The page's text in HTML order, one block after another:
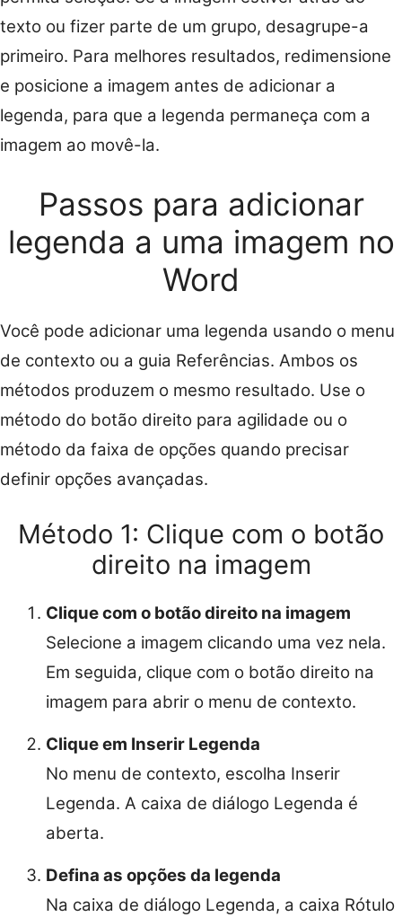
texto ou fizer parte de um grupo, desagrupe-a
primeiro. Para melhores resultados, redimensione
e posicione a imagem antes de adicionar a
legenda, para que a legenda permaneça com a
imagem ao movê-la.
Passos para adicionar
legenda a uma imagem no
Word
Você pode adicionar uma legenda usando o menu
de contexto ou a guia Referências. Ambos os
métodos produzem o mesmo resultado. Use o
método do botão direito para agilidade ou o
método da faixa de opções quando precisar
definir opções avançadas.
Método 1: Clique com o botão
direito na imagem
Clique com o botão direito na imagem
Selecione a imagem clicando uma vez nela.
Em seguida, clique com o botão direito na
imagem para abrir o menu de contexto.
Clique em Inserir Legenda
No menu de contexto, escolha Inserir
Legenda. A caixa de diálogo Legenda é
aberta.
Defina as opções da legenda
Na caixa de diálogo Legenda, a caixa Rótulo